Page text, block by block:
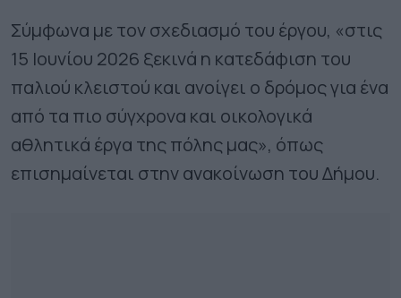
Σύμφωνα με τον σχεδιασμό του έργου, «στις
15 Ιουνίου 2026 ξεκινά η κατεδάφιση του
παλιού κλειστού και ανοίγει ο δρόμος για ένα
από τα πιο σύγχρονα και οικολογικά
αθλητικά έργα της πόλης μας», όπως
επισημαίνεται στην ανακοίνωση του Δήμου.